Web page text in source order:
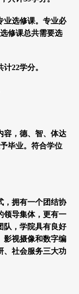
业选修课。专业必
修课总共需要选
22学分。
容，德、智、体达
毕业。符合学位
，拥有一个团结协
领导集体，更有一
队，学院具有良好
影视摄像和数字编
、社会服务三大功